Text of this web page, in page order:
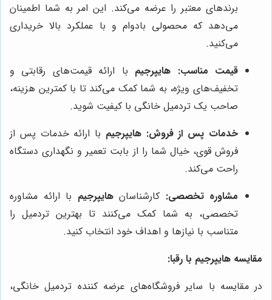
برندهای معتبر را عرضه می‌کند. این امر به شما اطمینان
می‌دهد که محصولی بادوام و با عملکرد بالا خریداری
می‌کنید.
قیمت مناسب: هایپرجیم با ارائه قیمت‌های رقابتی و
تخفیف‌های ویژه، به شما کمک می‌کند تا با کمترین هزینه،
صاحب یک تردمیل خانگی با کیفیت شوید.
خدمات پس از فروش: هایپرجیم با ارائه خدمات پس از
فروش قوی، خیال شما را از بابت تعمیر و نگهداری دستگاه
راحت می‌کند.
مشاوره تخصصی: کارشناسانهایپرجیم با ارائه مشاوره
تخصصی، به شما کمک می‌کنند تا بهترین تردمیل را
متناسب با نیازها و اهداف خود انتخاب کنید.
مقایسه هایپرجیم با رقبا:
در مقایسه با سایر فروشگاه‌های عرضه کننده تردمیل خانگی،